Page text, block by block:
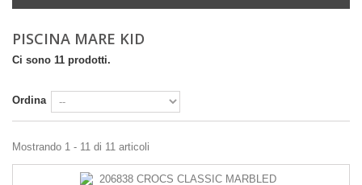
PISCINA MARE KID
Ci sono 11 prodotti.
Ordina
Mostrando 1 - 11 di 11 articoli